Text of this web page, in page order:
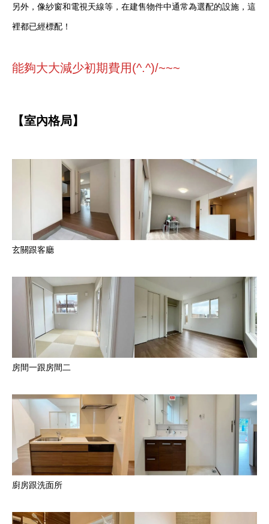
另外，像紗窗和電視天線等，在建售物件中通常為選配的設施，這
裡都已經標配！
能夠大大減少初期費用(^.^)/~~~
【室內格局】
玄關跟客廳
房間一跟房間二
廚房跟洗面所